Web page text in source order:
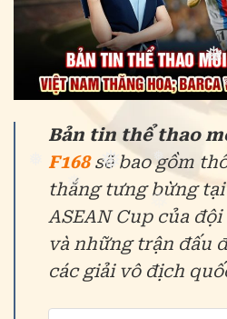
❅
❅
Bản tin thể thao
F168sẽ bao gồm
thắng tưng bừng
ASEAN Cup của
và những trận đấu
các giải vô địch